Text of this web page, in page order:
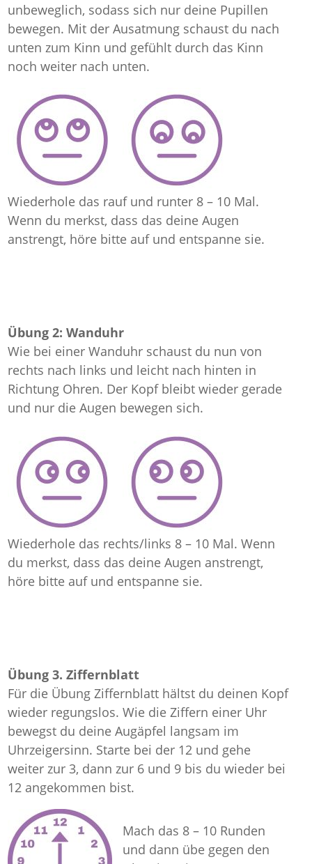
unbeweglich, sodass sich nur deine Pupillen
bewegen. Mit der Ausatmung schaust du nach
unten zum Kinn und gefühlt durch das Kinn
noch weiter nach unten.
Wiederhole das rauf und runter 8 – 10 Mal.
Wenn du merkst, dass das deine Augen
anstrengt, höre bitte auf und entspanne sie.
Übung 2: Wanduhr
Wie bei einer Wanduhr schaust du nun von
rechts nach links und leicht nach hinten in
Richtung Ohren. Der Kopf bleibt wieder gerade
und nur die Augen bewegen sich.
Wiederhole das rechts/links 8 – 10 Mal. Wenn
du merkst, dass das deine Augen anstrengt,
höre bitte auf und entspanne sie.
Übung 3. Ziffernblatt
Für die Übung Ziffernblatt hältst du deinen Kopf
wieder regungslos. Wie die Ziffern einer Uhr
bewegst du deine Augäpfel langsam im
Uhrzeigersinn. Starte bei der 12 und gehe
weiter zur 3, dann zur 6 und 9 bis du wieder bei
12 angekommen bist.
Mach das 8 – 10 Runden
und dann übe gegen den